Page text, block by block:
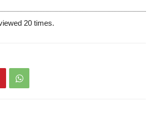
20 times.